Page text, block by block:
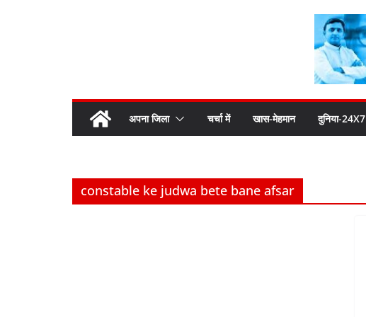
अपना जिला चर्चा में खास-मेहमान दुनिया-24X7
constable ke judwa bete bane afsar